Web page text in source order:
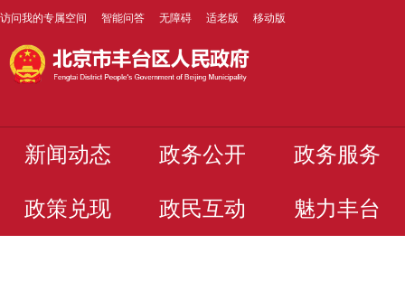
访问我的专属空间 智能问答 无障碍 适老版 移动版
新闻动态 政务公开 政务服务
政策兑现 政民互动 魅力丰台